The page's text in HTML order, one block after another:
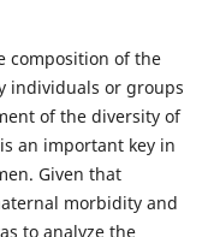
composition of the
individuals or groups
of the diversity of
an important key in
Given that
morbidity and
to analyze the